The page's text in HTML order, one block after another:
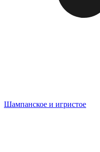
Шампанское и игристое